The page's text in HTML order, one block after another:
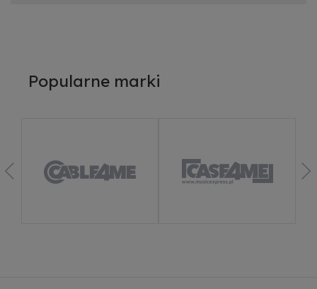
Popularne marki